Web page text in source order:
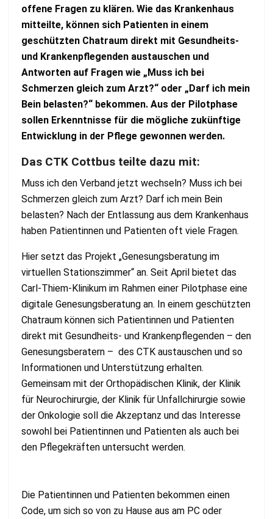
offene Fragen zu klären. Wie das Krankenhaus
mitteilte, können sich Patienten in einem
geschützten Chatraum direkt mit Gesundheits-
und Krankenpflegenden austauschen und
Antworten auf Fragen wie „Muss ich bei
Schmerzen gleich zum Arzt?“ oder „Darf ich mein
Bein belasten?“ bekommen. Aus der Pilotphase
sollen Erkenntnisse für die mögliche zukünftige
Entwicklung in der Pflege gewonnen werden.
Das CTK Cottbus teilte dazu mit:
Muss ich den Verband jetzt wechseln? Muss ich bei
Schmerzen gleich zum Arzt? Darf ich mein Bein
belasten? Nach der Entlassung aus dem Krankenhaus
haben Patientinnen und Patienten oft viele Fragen.
Hier setzt das Projekt „Genesungsberatung im
virtuellen Stationszimmer“ an. Seit April bietet das
Carl-Thiem-Klinikum im Rahmen einer Pilotphase eine
digitale Genesungsberatung an. In einem geschützten
Chatraum können sich Patientinnen und Patienten
direkt mit Gesundheits- und Krankenpflegenden – den
Genesungsberatern – des CTK austauschen und so
Informationen und Unterstützung erhalten.
Gemeinsam mit der Orthopädischen Klinik, der Klinik
für Neurochirurgie, der Klinik für Unfallchirurgie sowie
der Onkologie soll die Akzeptanz und das Interesse
sowohl bei Patientinnen und Patienten als auch bei
den Pflegekräften untersucht werden.
Die Patientinnen und Patienten bekommen einen
Code, um sich so von zu Hause aus am PC oder